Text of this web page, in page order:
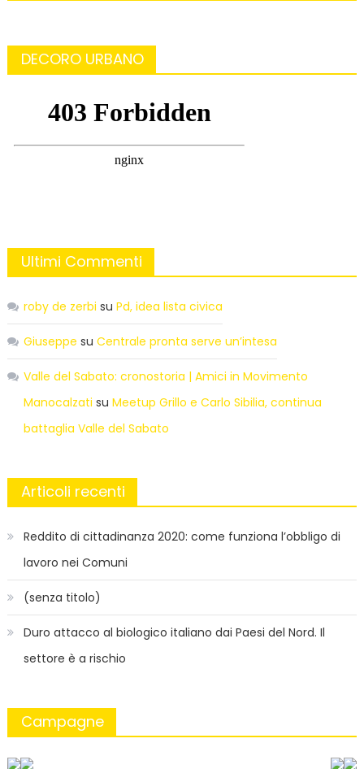
DECORO URBANO
Ultimi Commenti
roby de zerbi su Pd, idea lista civica
Giuseppe su Centrale pronta serve un’intesa
Valle del Sabato: cronostoria | Amici in Movimento
Manocalzati su Meetup Grillo e Carlo Sibilia, continua
battaglia Valle del Sabato
Articoli recenti
Reddito di cittadinanza 2020: come funziona l’obbligo di
lavoro nei Comuni
(senza titolo)
Duro attacco al biologico italiano dai Paesi del Nord. Il
settore è a rischio
Campagne